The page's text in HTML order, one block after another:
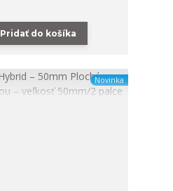
Pridať do košíka
Novinka